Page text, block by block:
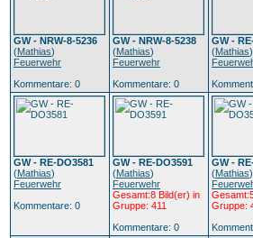
GW - NRW-8-5236
(Mathias)
Feuerwehr
Kommentare: 0
GW - NRW-8-5238
(Mathias)
Feuerwehr
Kommentare: 0
GW -
(Mathias)
GW - RE-DO3581
(Mathias)
Feuerwehr
Kommentare: 0
GW - RE-DO3591
(Mathias)
Feuerwehr
Gesamt:8 Bild(er) in
Gruppe: 411
Kommentare: 0
GW -
(Mathias)
Gruppe: